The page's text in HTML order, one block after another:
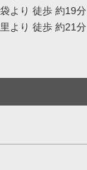
より 徒歩 約19分
より 徒歩 約21分